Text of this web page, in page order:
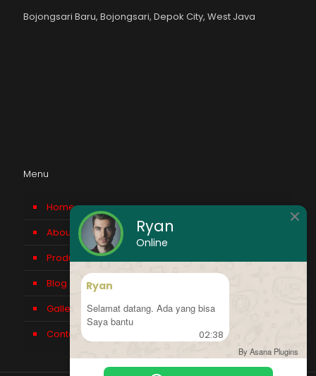
Bojongsari Baru, Bojongsari, Depok City, West Java
Menu
Home
About us
Product
Blog
Gallery
Contact Us
Ryan
Online
Ryan
Selamat datang. Ada yang bisa
Saya bantu
02:38
By Asana Plugins